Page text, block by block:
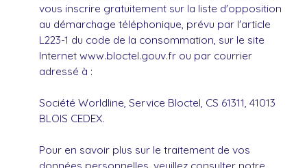
vous inscrire gratuitement sur la liste d'opposition
au démarchage téléphonique, prévu par l'article
L223-1 du code de la consommation, sur le site
Internet www.bloctel.gouv.fr ou par courrier
adressé à :
Société Worldline, Service Bloctel, CS 61311, 41013
BLOIS CEDEX.
Pour en savoir plus sur le traitement de vos
données personnelles, veuillez consulter notre